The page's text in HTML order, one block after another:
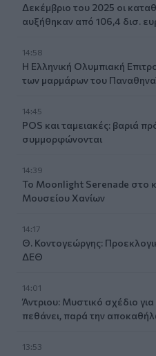
Δεκέμβριο του 2025 οι
αυξήθηκαν από 106,4 δισ.
14:58
Η Ελληνική Ολυμπιακή
των μαρμάρων του
14:45
POS και ταμειακές: βαριά
συμμορφώνονται
14:39
To Moonlight Serenade στο
Μουσείου Χανίων
14:17
Θ. Κοντογεώργης:
ΔΕΘ
14:01
Άντριου: Μυστικό σχέδιο
πεθάνει, παρά την
13:53